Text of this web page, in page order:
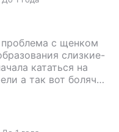
с щенком
слизкие-
кататься на
а так вот болячки